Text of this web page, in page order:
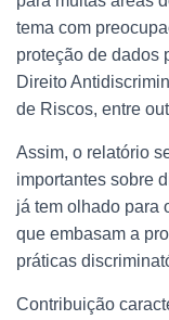
tema com
proteção de dados
Direito
de Riscos, entre
Assim, o relatório
importantes sobre
já tem olhado para
que embasam a
práticas
Contribuição